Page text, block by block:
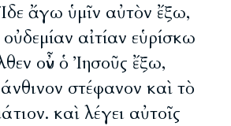
ἄγω ὑμῖν αὐτὸν ἔξω,
αἰτίαν εὑρίσκω
οὖν ὁ Ἰησοῦς ἔξω,
στέφανον καὶ τὸ
καὶ λέγει αὐτοῖς